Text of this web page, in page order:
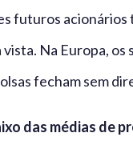
futuros
Na Europa, os
fecham sem
das médias de